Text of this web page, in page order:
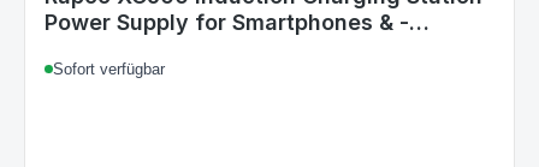
Power Supply for Smartphones & -
Sofort verfügbar